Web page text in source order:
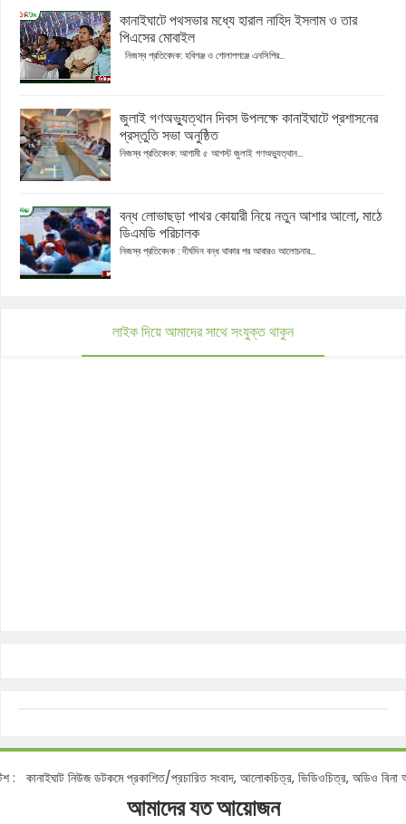
কানাইঘাটে পথসভার মধ্যে হারাল নাহিদ ইসলাম ও তার
পিএসের মোবাইল
নিজস্ব প্রতিবেদক: হবিগঞ্জ ও গোলাপগঞ্জে এনসিপির...
জুলাই গণঅভ্যুত্থান দিবস উপলক্ষে কানাইঘাটে প্রশাসনের
প্রস্তুতি সভা অনুষ্ঠিত
নিজস্ব প্রতিবেদক: আগামী ৫ আগস্ট জুলাই গণঅভ্যুত্থান...
বন্ধ লোভাছড়া পাথর কোয়ারী নিয়ে নতুন আশার আলো, মাঠে
ডিএমডি পরিচালক
নিজস্ব প্রতিবেদক : দীর্ঘদিন বন্ধ থাকার পর আবারও আলোচনার...
লাইক দিয়ে আমাদের সাথে সংযুক্ত থাকুন
: কানাইঘাট নিউজ ডটকমে প্রকাশিত/প্রচারিত সংবাদ, আলোকচিত্র, ভিডিওচিত্র, অডিও
আমাদের যত আয়োজন